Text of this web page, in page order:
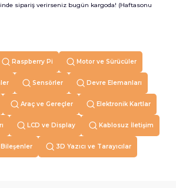
sipariş verirseniz bugün kargoda! (Haftasonu
Raspberry Pi Motor ve Sürücüler
Sensörler Devre Elemanları
Araç ve Gereçler Elektronik Kartlar
LCD ve Display Kablosuz İletişim
3D Yazıcı ve Tarayıcılar